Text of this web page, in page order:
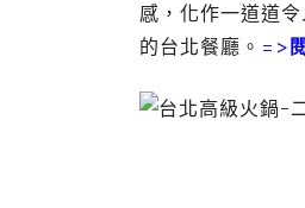
感，化作一道道
的台北餐廳。 =>